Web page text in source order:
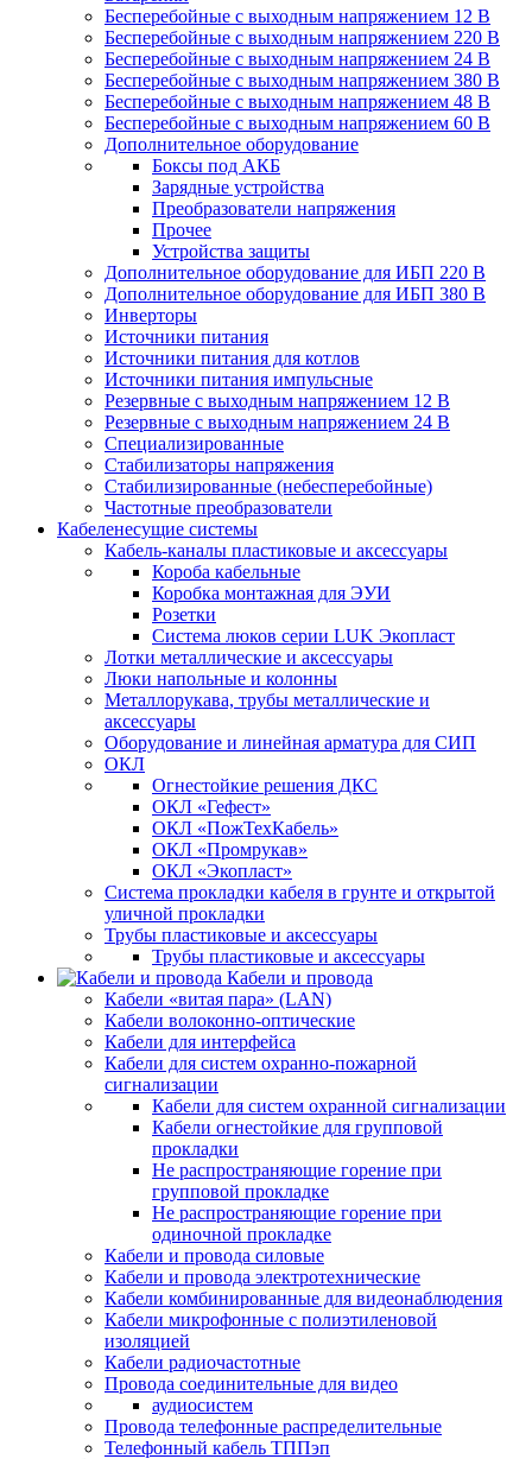
Бесперебойные с выходным напряжением 12 В
Бесперебойные с выходным напряжением 220 В
Бесперебойные с выходным напряжением 24 В
Бесперебойные с выходным напряжением 380 В
Бесперебойные с выходным напряжением 48 В
Бесперебойные с выходным напряжением 60 В
Дополнительное оборудование
Боксы под АКБ
Зарядные устройства
Преобразователи напряжения
Прочее
Устройства защиты
Дополнительное оборудование для ИБП 220 В
Дополнительное оборудование для ИБП 380 В
Инверторы
Источники питания
Источники питания для котлов
Источники питания импульсные
Резервные с выходным напряжением 12 В
Резервные с выходным напряжением 24 В
Специализированные
Стабилизаторы напряжения
Стабилизированные (небесперебойные)
Частотные преобразователи
Кабеленесущие системы
Кабель-каналы пластиковые и аксессуары
Короба кабельные
Коробка монтажная для ЭУИ
Розетки
Система люков серии LUK Экопласт
Лотки металлические и аксессуары
Люки напольные и колонны
Металлорукава, трубы металлические и
аксессуары
Оборудование и линейная арматура для СИП
ОКЛ
Огнестойкие решения ДКС
ОКЛ «Гефест»
ОКЛ «ПожТехКабель»
ОКЛ «Промрукав»
ОКЛ «Экопласт»
Система прокладки кабеля в грунте и открытой
уличной прокладки
Трубы пластиковые и аксессуары
Трубы пластиковые и аксессуары
Кабели и провода
Кабели «витая пара» (LAN)
Кабели волоконно-оптические
Кабели для интерфейса
Кабели для систем охранно-пожарной
сигнализации
Кабели для систем охранной сигнализации
Кабели огнестойкие для групповой
прокладки
Не распространяющие горение при
групповой прокладке
Не распространяющие горение при
одиночной прокладке
Кабели и провода силовые
Кабели и провода электротехнические
Кабели комбинированные для видеонаблюдения
Кабели микрофонные с полиэтиленовой
изоляцией
Кабели радиочастотные
Провода соединительные для видео
аудиосистем
Провода телефонные распределительные
Телефонный кабель ТППэп